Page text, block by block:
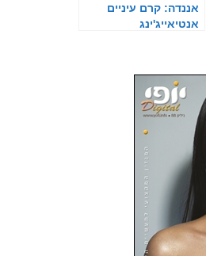
אננדה: קרם עיניים
אנטיאייג'ינג